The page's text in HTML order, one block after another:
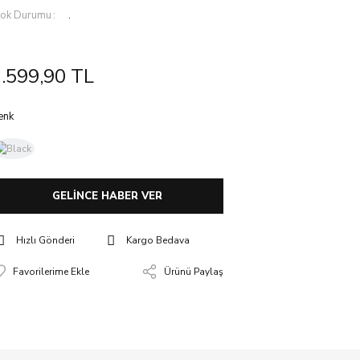
Durumu
.
TL
GELİNCE HABER VER
Hızlı Gönderi Kargo Bedava
Ürünü Paylaş